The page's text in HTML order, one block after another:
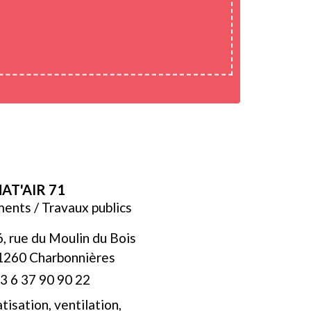
71
/ Travaux publics
rue du Moulin du Bois
Charbonnières
6 37 90 90 22
ventilation,